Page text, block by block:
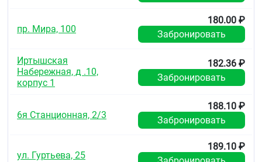
пр. Мира, 100
180.00 ₽
Забронировать
Иртышская
Набережная, д .10,
корпус 1
182.36 ₽
Забронировать
6я Станционная, 2/3
188.10 ₽
Забронировать
ул. Гуртьева, 25
189.10 ₽